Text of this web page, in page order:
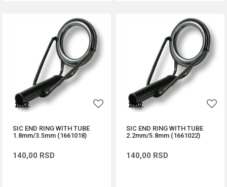
SIC END RING WITH TUBE
1.8mm/3.5mm (1661018)
140,00 RSD
SIC END RING WITH TUBE
2.2mm/5.8mm (1661022)
140,00 RSD